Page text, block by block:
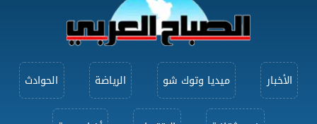
الأخبار ميديا وتوك شو الرياضة الحوادث